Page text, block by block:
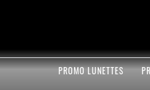
PROMO LUNETTES